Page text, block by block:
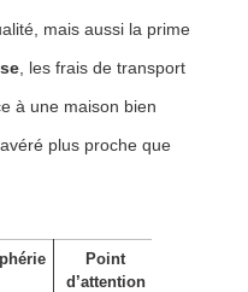
mais aussi la prime
, les frais de transport
à une maison bien
plus proche que
Point
d’attention